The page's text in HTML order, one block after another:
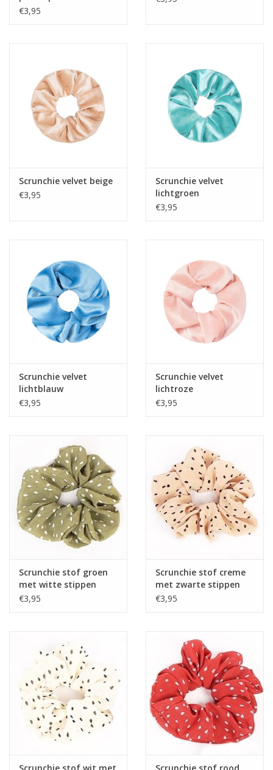
€3,95
Scrunchie velvet beige
€3,95
Scrunchie velvet
lichtgroen
€3,95
Scrunchie velvet
lichtblauw
€3,95
Scrunchie velvet
lichtroze
€3,95
Scrunchie stof groen
met witte stippen
€3,95
Scrunchie stof creme
met zwarte stippen
€3,95